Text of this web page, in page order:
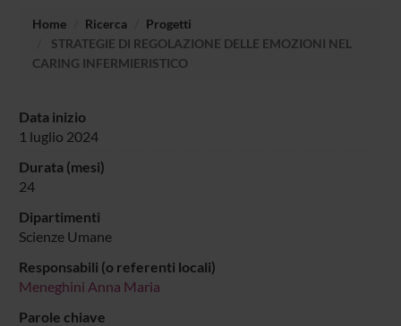
Home Ricerca
Progetti
STRATEGIE DI REGOLAZIONE DELLE EMOZIONI NEL
CARING INFERMIERISTICO
Data inizio
1 luglio 2024
Durata (mesi)
24
Dipartimenti
Scienze Umane
Responsabili (o referenti locali)
Meneghini Anna Maria
Parole chiave